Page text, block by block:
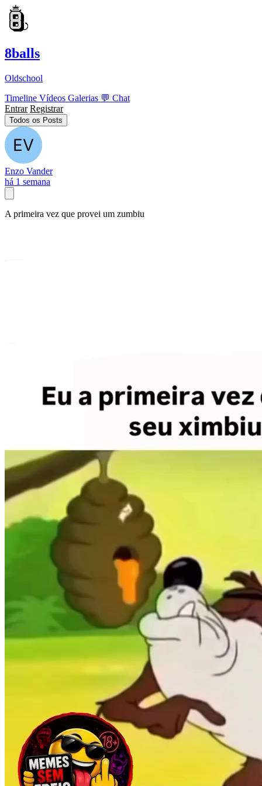
8balls
Oldschool
Timeline Vídeos Galerias 💬 Chat
Entrar Registrar
Todos os Posts
Enzo Vander
há 1 semana
A primeira vez que provei um zumbiu